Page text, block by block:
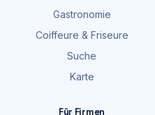
Gastronomie
Coiffeure & Friseure
Suche
Karte
Für Firmen